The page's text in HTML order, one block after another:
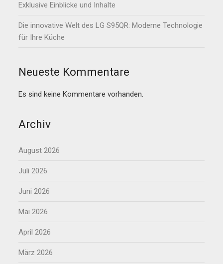
Exklusive Einblicke und Inhalte
Die innovative Welt des LG S95QR: Moderne Technologie
für Ihre Küche
Neueste Kommentare
Es sind keine Kommentare vorhanden.
Archiv
August 2026
Juli 2026
Juni 2026
Mai 2026
April 2026
März 2026